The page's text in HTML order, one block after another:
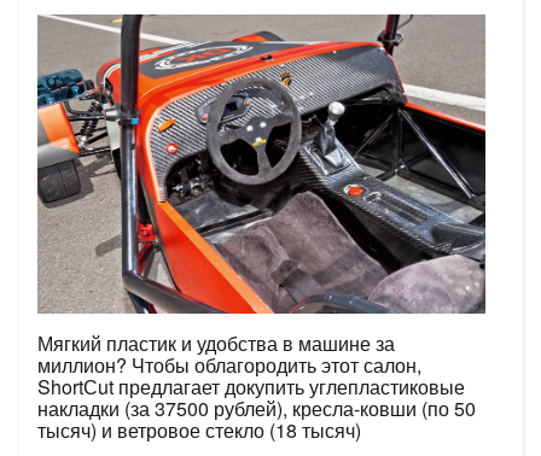
Мягкий пластик и удобства в машине за
миллион? Чтобы облагородить этот салон,
ShortСut предлагает докупить углепластиковые
накладки (за 37500 рублей), ­кресла-ковши (по 50
тысяч) и ветровое стекло (18 тысяч)